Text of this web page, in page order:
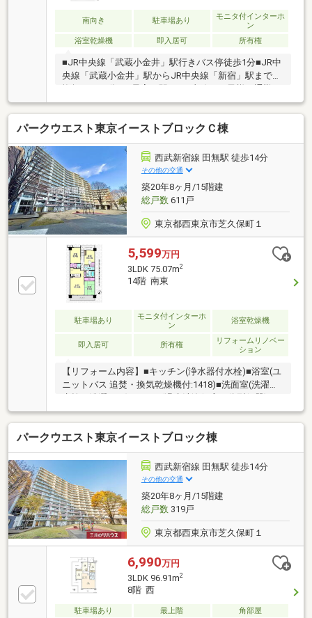
南向き 駐車場あり
モニタ付インターホ
ン
浴室乾燥機
即入居可 所有権
■JR中央線「武蔵小金井」駅行きバス停徒歩1分■JR中
央線「武蔵小金井」駅からJR中央線「新宿」駅まで乗
通学も安心♪■大容量トランクルーム利用可!■エアコン
2台設置で暑い夏も快適な生活を♪■主婦の味方食洗器
乾燥機付きで日々の家事も楽々に♪■浴室乾燥機付きで
雨の日も花粉が辛い日も洗濯物を乾かせます。■住宅
ローンの相談可能！お気軽にご連絡ください！
パークウエスト東京イーストブロックＣ棟
西武新宿線 田無駅 徒歩14分
その他の交通
築20年8ヶ月/15階建
総戸数611戸
東京都西東京市芝久保町１
5,599万円
3LDK 75.07m2
14階 南東
駐車場あり
モニタ付インターホ
ン
浴室乾燥機
即入居可 所有権
リフォームリノベー
ション
【リフォーム内容】■キッチン(浄水器付水栓)■浴室(ユ
ニットバス 追焚・換気乾燥機付:1418)■洗面室(洗濯用
の他(スイッチコンセント)■床: フローリング貼(LDK、
洋室全室、廊下)フロアタイル貼(玄関、洗面室、トイ
レ)■和室(畳表替、襖紙貼替)■壁・天井: クロス貼■ハウ
スクリーニング◆見学予約はフリーダイヤル0120-964-
139まで（スマートフォンの方は青の「電話マーク」
をクリック）◆当日・明日以降で見学をご希望のお客
様は、赤の「見学予約する（無料）」ボタンをクリッ
ク
パークウエスト東京イーストブロック棟
西武新宿線 田無駅 徒歩14分
その他の交通
築20年8ヶ月/15階建
総戸数319戸
東京都西東京市芝久保町１
6,990万円
3LDK 96.91m2
8階 西
駐車場あり 最上階 角部屋